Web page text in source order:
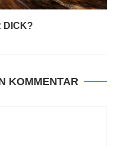
DICK?
KOMMENTAR